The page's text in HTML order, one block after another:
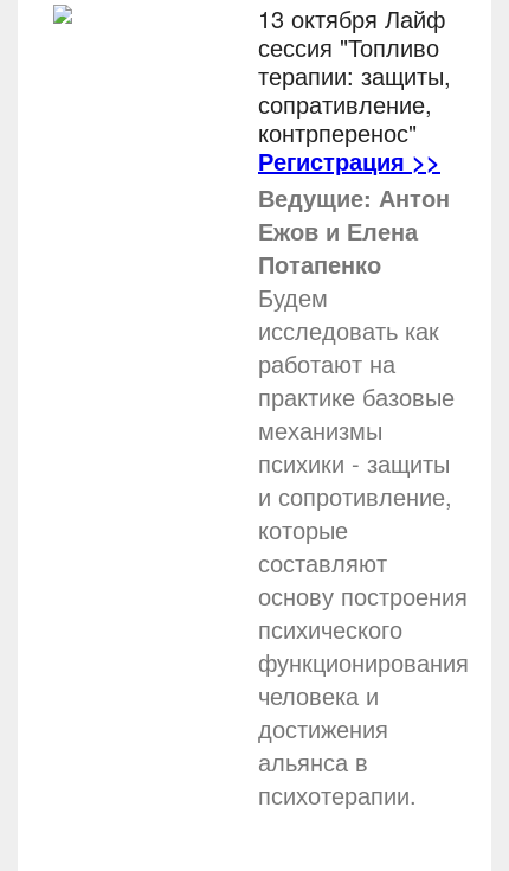
13 октября Лайф
сессия "Топливо
терапии: защиты,
сопративление,
контрперенос"
Регистрация >>
Ведущие: Антон
Ежов и Елена
Потапенко
Будем
исследовать как
работают на
практике базовые
механизмы
психики - защиты
и сопротивление,
которые
составляют
основу построения
психического
функционирования
человека и
достижения
альянса в
психотерапии.